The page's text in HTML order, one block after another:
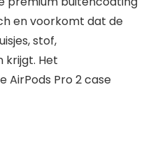
en voorkomt dat de
stof,
krijgt. Het
Pro 2 case